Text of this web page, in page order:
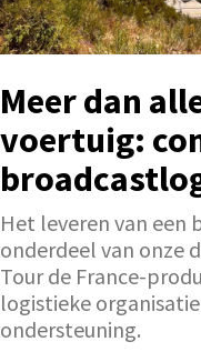
Meer dan
voertuig:
Het leveren van een
onderdeel van onze
Tour de France-
logistieke
ondersteuning.